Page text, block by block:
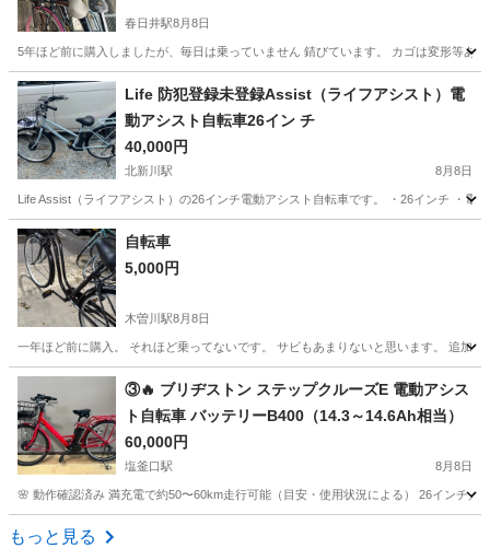
春日井駅8月8日
5年ほど前に購入しましたが、毎日は乗っていません 錆びています。 カゴは変形等あ
愛知 春日井市 春日井駅 自転車
Life 防犯登録未登録Assist（ライフアシスト）電
動アシスト自転車26イン チ
40,000円
北新川駅 8月8日
Life Assist（ライフアシスト）の26インチ電動アシスト自転車です。 ・26インチ ・
愛知 碧南市 北新川駅
自転車
5,000円
木曽川駅8月8日
一年ほど前に購入。 それほど乗ってないです。 サビもあまりないと思います。 追加:
愛知 一宮市 木曽川駅 自転車
③🔥 ブリヂストン ステップクルーズE 電動アシス
ト自転車 バッテリーB400（14.3～14.6Ah相当）
60,000円
塩釜口駅 8月8日
🌸 動作確認済み 満充電で約50〜60km走行可能（目安・使用状況による） 26インチ
愛知 名古屋市
もっと見る